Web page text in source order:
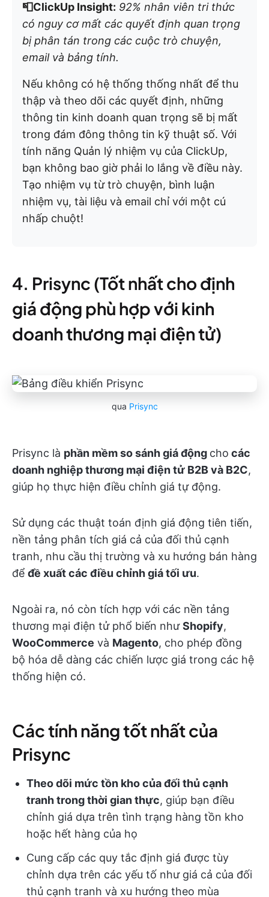
📮ClickUp Insight: 92% nhân viên tri thức
có nguy cơ mất các quyết định quan trọng
bị phân tán trong các cuộc trò chuyện,
email và bảng tính.
Nếu không có hệ thống thống nhất để thu
thập và theo dõi các quyết định, những
thông tin kinh doanh quan trọng sẽ bị mất
trong đám đông thông tin kỹ thuật số. Với
tính năng Quản lý nhiệm vụ của ClickUp,
bạn không bao giờ phải lo lắng về điều này.
Tạo nhiệm vụ từ trò chuyện, bình luận
nhiệm vụ, tài liệu và email chỉ với một cú
nhấp chuột!
4. Prisync (Tốt nhất cho định
giá động phù hợp với kinh
doanh thương mại điện tử)
qua Prisync
Prisync là phần mềm so sánh giá động cho các
doanh nghiệp thương mại điện tử B2B và B2C,
giúp họ thực hiện điều chỉnh giá tự động.
Sử dụng các thuật toán định giá động tiên tiến,
nền tảng phân tích giá cả của đối thủ cạnh
tranh, nhu cầu thị trường và xu hướng bán hàng
để đề xuất các điều chỉnh giá tối ưu.
Ngoài ra, nó còn tích hợp với các nền tảng
thương mại điện tử phổ biến nhưShopify,
WooCommerce và Magento, cho phép đồng
bộ hóa dễ dàng các chiến lược giá trong các hệ
thống hiện có.
Các tính năng tốt nhất của
Prisync
Theo dõi mức tồn kho của đối thủ cạnh
tranh trong thời gian thực, giúp bạn điều
chỉnh giá dựa trên tình trạng hàng tồn kho
hoặc hết hàng của họ
Cung cấp các quy tắc định giá được tùy
chỉnh dựa trên các yếu tố như giá cả của đối
thủ cạnh tranh và xu hướng theo mùa